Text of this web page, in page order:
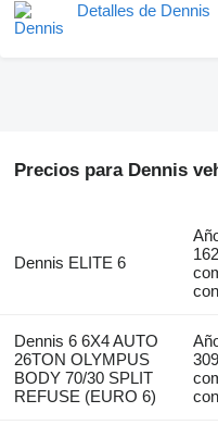
Detalles de Dennis
Precios para Dennis
Dennis ELITE 6
Dennis 6 6X4 AUTO
26TON OLYMPUS
BODY 70/30 SPLIT
REFUSE (EURO 6)